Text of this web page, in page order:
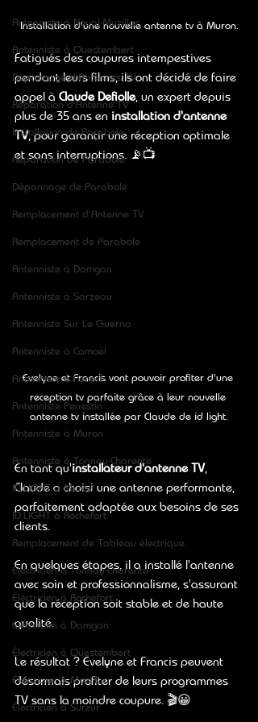
Antenniste à Noyal-Muzillac
Antenniste à Questembert
Dépannage d'Antennes TV
Réparation d'Antenne TV
Installation de Parabole
Réparation de Parabole
Dépannage de Parabole
Remplacement d'Antenne TV
Remplacement de Parabole
Antenniste à Damgan
Antenniste à Sarzeau
Antenniste Sur Le Guerno
Antenniste à Camoël
Antenniste à Penerf
Antenniste Penestin
Antenniste à Muron
Antenniste à Tonnay-Charente
ID.LIGHT à Muron
ID.LIGHT à Rochefort
Remplacement de Tableau électrique
Électricien à Tonnay-Charente
Électricien à Rochefort
Électricien à Damgan
Électricien à Questembert
Électricien à Muzillac
Électricien à Surzur
Installation d'une nouvelle antenne tv à Muron.
Fatigués des coupures intempestives
pendant leurs films, ils ont décidé de faire
appel à Claude Defiolle, un expert depuis
plus de 35 ans en installation d'antenne
TV, pour garantir une réception optimale
et sans interruptions. 📡📺
Evelyne et Francis vont pouvoir profiter d'une
reception tv parfaite grâce à leur nouvelle
antenne tv installée par Claude de id light.
En tant qu'installateur d'antenne TV,
Claude a choisi une antenne performante,
parfaitement adaptée aux besoins de ses
clients.
En quelques étapes, il a installé l'antenne
avec soin et professionnalisme, s'assurant
que la réception soit stable et de haute
qualité.
Le résultat ? Evelyne et Francis peuvent
désormais profiter de leurs programmes
TV sans la moindre coupure. 🎬😀